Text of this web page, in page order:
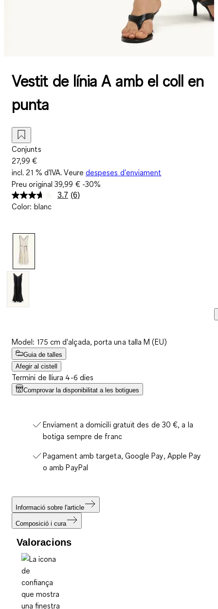
Vestit de línia A amb el coll en
punta
Conjunts
27,99 €
incl. 21 % d'IVA. Veure despeses d'enviament
Preu original39,99 €-30%
3.7 Llegeix
(6)
Color: blanc
Model: 175 cm d'alçada, porta una talla M (EU)
Guia de talles
Afegir al cistell
Termini de lliura 4-6 dies
Comprovar la disponibilitat a les botigues
Enviament a domicili gratuït des de 30 €, a la
botiga sempre de franc
Pagament amb targeta, Google Pay, Apple Pay
o amb PayPal
Informació sobre l'article
Composició i cura
Valoracions